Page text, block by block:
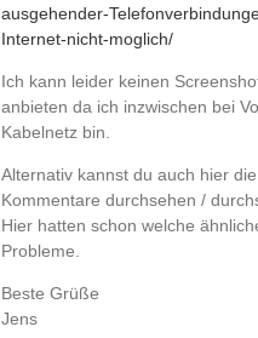
ausgehender-
Internet-nicht-moglich/
Ich kann leider keinen
anbieten da ich inzwischen bei
Kabelnetz bin.
Alternativ kannst du auch hier die
Kommentare durchsehen /
Hier hatten schon welche
Probleme.
Beste Grüße
Jens